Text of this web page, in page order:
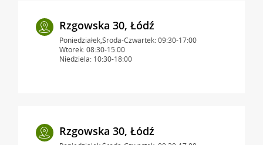
Rzgowska 30, Łódź
Poniedziałek,Środa-Czwartek: 09:30-17:00
Wtorek: 08:30-15:00
Niedziela: 10:30-18:00
Rzgowska 30, Łódź